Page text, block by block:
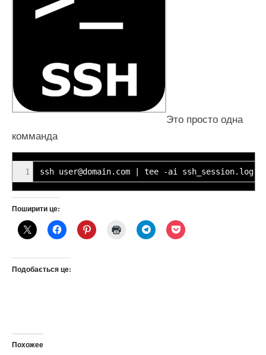
Это просто одна
комманда
1 ssh user@domain.com | tee -ai ssh_session.log
Поширити це:
Подобається це:
Похожее